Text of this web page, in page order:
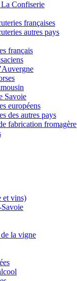
La Confiserie
françaises
autres pays
français
Savoie
européens
des autres pays
fabrication fromagère
et vins)
la vigne